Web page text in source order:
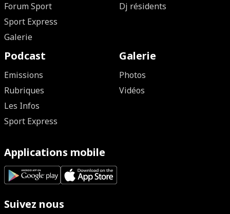
Forum Sport
Sport Express
Galerie
Dj résidents
Podcast
Emissions
Rubriques
Les Infos
Sport Express
Galerie
Photos
Vidéos
Applications mobile
Suivez nous